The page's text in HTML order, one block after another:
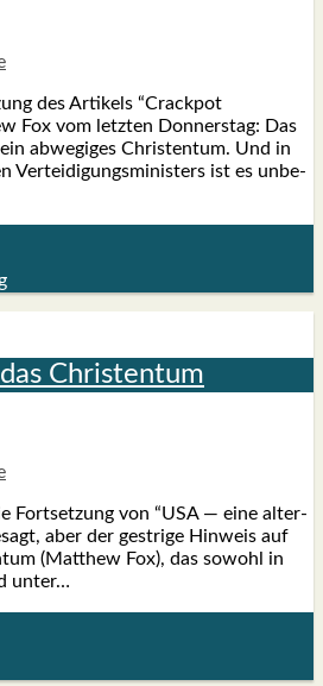
des Arti­kels “Crack­pot
Fox vom letz­ten Don­ners­tag: Das
abwe­gi­ges Chris­ten­tum. Und in
Ver­tei­di­gungs­mi­nis­ters ist es unbe­
Chris­ten­tum
Fort­set­zung von “USA — eine alter­
aber der gest­ri­ge Hin­weis auf
(Matthew Fox), das sowohl in
unter…